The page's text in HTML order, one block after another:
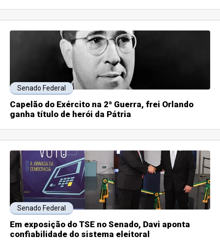
Senado Federal
Capelão do Exército na 2ª Guerra, frei Orlando
ganha título de herói da Pátria
Senado Federal
Em exposição do TSE no Senado, Davi aponta
confiabilidade do sistema eleitoral